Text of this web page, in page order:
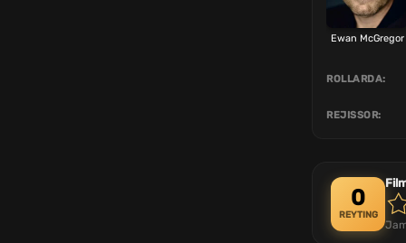
Ewan McGregor
ROLLARDA:
REJISSOR:
0
REYTING